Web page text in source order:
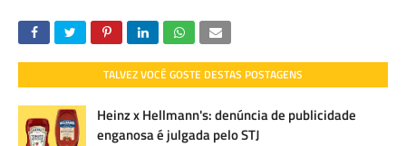
TALVEZ VOCÊ GOSTE DESTAS POSTAGENS
Heinz x Hellmann's: denúncia de publicidade
enganosa é julgada pelo STJ